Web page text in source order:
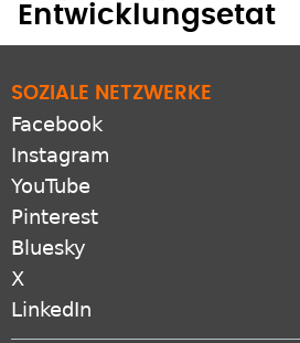
Entwicklungsetat
SOZIALE NETZWERKE
Facebook
Instagram
YouTube
Pinterest
Bluesky
X
LinkedIn